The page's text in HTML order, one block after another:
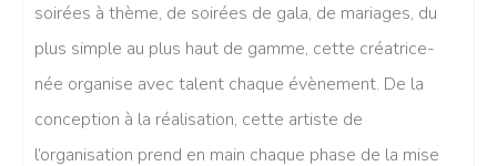
soirées à thème, de soirées de gala, de mariages, du
plus simple au plus haut de gamme, cette créatrice-
née organise avec talent chaque évènement. De la
conception à la réalisation, cette artiste de
l’organisation prend en main chaque phase de la mise